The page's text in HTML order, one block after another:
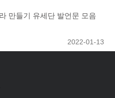
만들기 유세단 발언문 모음
2022-01-13